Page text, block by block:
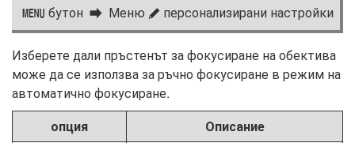
G бутон Меню A персонализирани настройки
Изберете дали пръстенът за фокусиране на обектива
може да се използва за ръчно фокусиране в режим на
автоматично фокусиране.
опция
Описание